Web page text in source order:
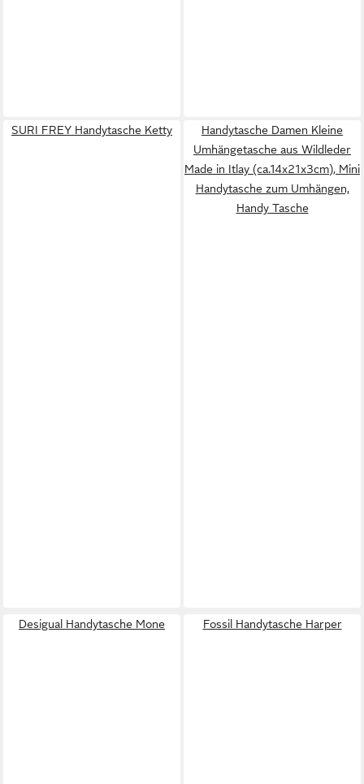
SURI FREY Handytasche Ketty
Handytasche Damen Kleine
Umhängetasche aus Wildleder
Made in Itlay (ca.14x21x3cm), Mini
Handytasche zum Umhängen,
Handy Tasche
Desigual Handytasche Mone Fossil Handytasche Harper